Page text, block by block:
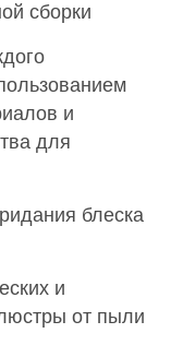
сборки
и
для
блеска
и
от пыли